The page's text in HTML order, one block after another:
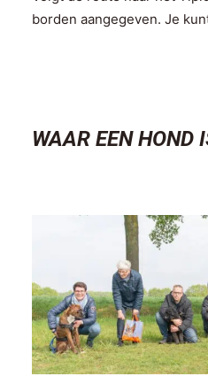
borden aangegeven. Je
WAAR EEN HOND